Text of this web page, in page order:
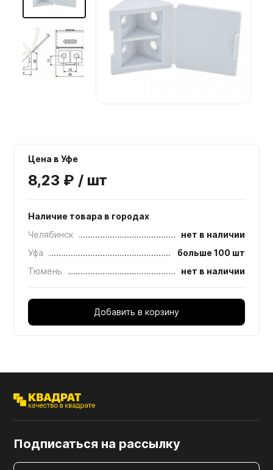
Мебельные образцы, каталоги
Цена в Уфе
8,23 ₽ / шт
Наличие товара в городах
Челябинск
нет в наличии
Уфа
больше 100 шт
Тюмень
нет в наличии
Добавить в корзину
Подписаться на рассылку